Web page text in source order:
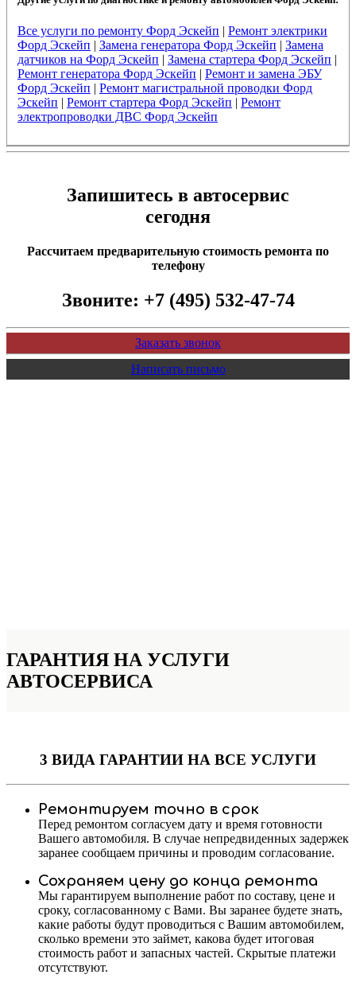
Все услуги по ремонту Форд Эскейп | Ремонт электрики
Форд Эскейп | Замена генератора Форд Эскейп | Замена
датчиков на Форд Эскейп | Замена стартера Форд Эскейп |
Ремонт генератора Форд Эскейп | Ремонт и замена ЭБУ
Форд Эскейп | Ремонт магистральной проводки Форд
Эскейп | Ремонт стартера Форд Эскейп | Ремонт
электропроводки ДВС Форд Эскейп
Запишитесь в автосервис
сегодня
Рассчитаем предварительную стоимость ремонта по
телефону
Звоните: +7 (495) 532-47-74
Заказать звонок
Написать письмо
ГАРАНТИЯ НА УСЛУГИ
АВТОСЕРВИСА
3 ВИДА ГАРАНТИИ НА ВСЕ УСЛУГИ
Ремонтируем точно в срок
Перед ремонтом согласуем дату и время готовности
Вашего автомобиля. В случае непредвиденных задержек
заранее сообщаем причины и проводим согласование.
Сохраняем цену до конца ремонта
Мы гарантируем выполнение работ по составу, цене и
сроку, согласованному с Вами. Вы заранее будете знать,
какие работы будут проводиться с Вашим автомобилем,
сколько времени это займет, какова будет итоговая
стоимость работ и запасных частей. Скрытые платежи
отсутствуют.